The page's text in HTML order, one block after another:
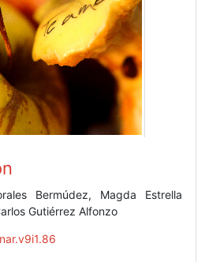
Bermúdez, Magda Estrella
Gutiérrez Alfonzo